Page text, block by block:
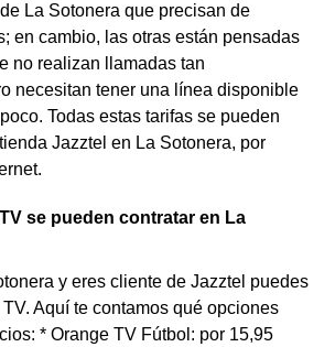
La Sotonera que precisan de
en cambio, las otras están pensadas
no realizan llamadas tan
necesitan tener una línea disponible
Todas estas tarifas se pueden
Jazztel en La Sotonera, por
se pueden contratar en La
y eres cliente de Jazztel puedes
Aquí te contamos qué opciones
* Orange TV Fútbol: por 15,95